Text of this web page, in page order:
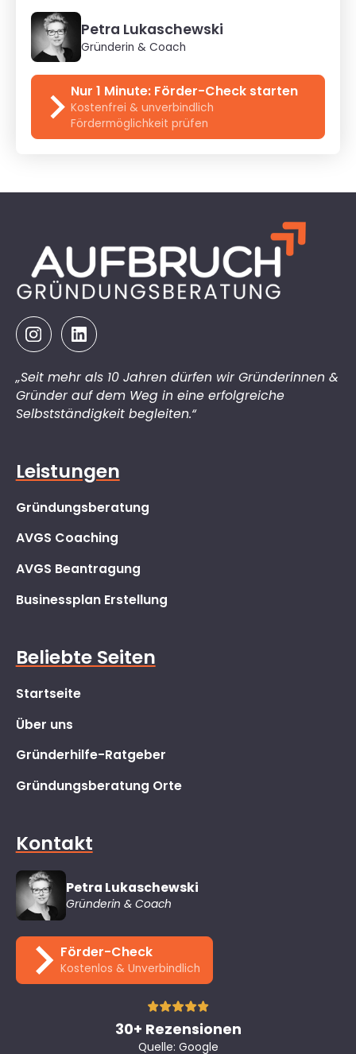
Petra Lukaschewski
Gründerin & Coach
Nur 1 Minute: Förder-Check starten
Kostenfrei & unverbindlich
Fördermöglichkeit prüfen
„Seit mehr als 10 Jahren dürfen wir Gründerinnen &
Gründer auf dem Weg in eine erfolgreiche
Selbstständigkeit begleiten.“
Leistungen
Gründungsberatung
AVGS Coaching
AVGS Beantragung
Businessplan Erstellung
Beliebte Seiten
Startseite
Über uns
Gründerhilfe-Ratgeber
Gründungsberatung Orte
Kontakt
Petra Lukaschewski
Gründerin & Coach
Förder-Check
Kostenlos & Unverbindlich
30+ Rezensionen
Quelle: Google